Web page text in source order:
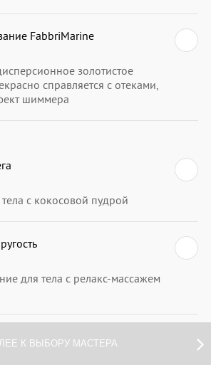
FabbriMarine
золотистое
справляется с отеками,
шиммера
с кокосовой пудрой
для тела с релакс-массажем
на карибах
К ВЫБОРУ МАСТЕРА